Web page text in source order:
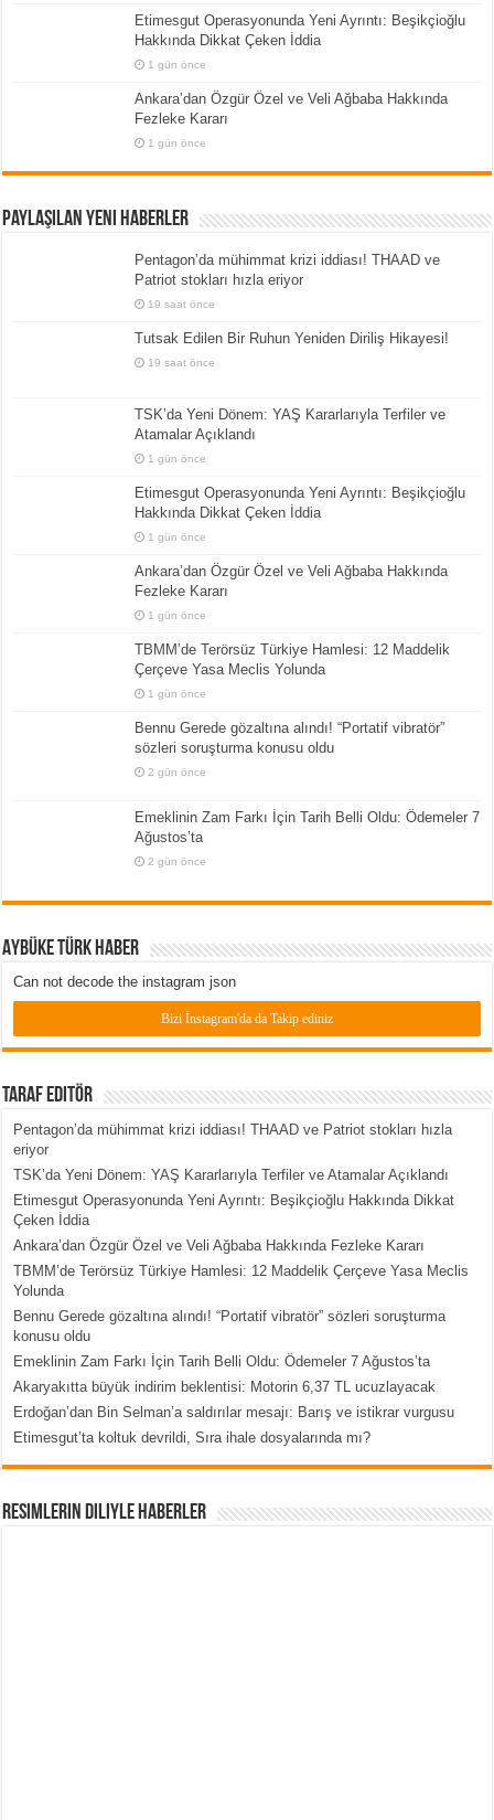
Etimesgut Operasyonunda Yeni Ayrıntı: Beşikçioğlu
Hakkında Dikkat Çeken İddia
1 gün önce
Ankara’dan Özgür Özel ve Veli Ağbaba Hakkında
Fezleke Kararı
1 gün önce
Paylaşılan Yeni Haberler
Pentagon’da mühimmat krizi iddiası! THAAD ve
Patriot stokları hızla eriyor
19 saat önce
Tutsak Edilen Bir Ruhun Yeniden Diriliş Hikayesi!
19 saat önce
TSK’da Yeni Dönem: YAŞ Kararlarıyla Terfiler ve
Atamalar Açıklandı
1 gün önce
Etimesgut Operasyonunda Yeni Ayrıntı: Beşikçioğlu
Hakkında Dikkat Çeken İddia
1 gün önce
Ankara’dan Özgür Özel ve Veli Ağbaba Hakkında
Fezleke Kararı
1 gün önce
TBMM’de Terörsüz Türkiye Hamlesi: 12 Maddelik
Çerçeve Yasa Meclis Yolunda
1 gün önce
Bennu Gerede gözaltına alındı! “Portatif vibratör”
sözleri soruşturma konusu oldu
2 gün önce
Emeklinin Zam Farkı İçin Tarih Belli Oldu: Ödemeler 7
Ağustos’ta
2 gün önce
Aybüke Türk Haber
Can not decode the instagram json
Bizi İnstagram'da da Takip ediniz
Taraf Editör
Pentagon’da mühimmat krizi iddiası! THAAD ve Patriot stokları hızla
eriyor
TSK’da Yeni Dönem: YAŞ Kararlarıyla Terfiler ve Atamalar Açıklandı
Etimesgut Operasyonunda Yeni Ayrıntı: Beşikçioğlu Hakkında Dikkat
Çeken İddia
Ankara’dan Özgür Özel ve Veli Ağbaba Hakkında Fezleke Kararı
TBMM’de Terörsüz Türkiye Hamlesi: 12 Maddelik Çerçeve Yasa Meclis
Yolunda
Bennu Gerede gözaltına alındı! “Portatif vibratör” sözleri soruşturma
konusu oldu
Emeklinin Zam Farkı İçin Tarih Belli Oldu: Ödemeler 7 Ağustos’ta
Akaryakıtta büyük indirim beklentisi: Motorin 6,37 TL ucuzlayacak
Erdoğan’dan Bin Selman’a saldırılar mesajı: Barış ve istikrar vurgusu
Etimesgut’ta koltuk devrildi, Sıra ihale dosyalarında mı?
Resimlerin Diliyle Haberler